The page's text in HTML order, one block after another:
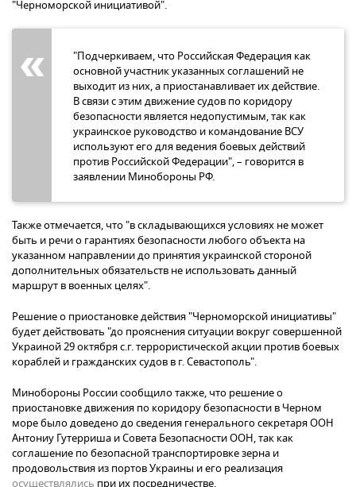
"Черноморской инициативой".
"Подчеркиваем, что Российская Федерация как
основной участник указанных соглашений не
выходит из них, а приостанавливает их действие.
В связи с этим движение судов по коридору
безопасности является недопустимым, так как
украинское руководство и командование ВСУ
используют его для ведения боевых действий
против Российской Федерации", – говорится в
заявлении Минобороны РФ.
Также отмечается, что "в складывающихся условиях не может
быть и речи о гарантиях безопасности любого объекта на
указанном направлении до принятия украинской стороной
дополнительных обязательств не использовать данный
маршрут в военных целях".
Решение о приостановке действия "Черноморской инициативы"
будет действовать "до прояснения ситуации вокруг совершенной
Украиной 29 октября с.г. террористической акции против боевых
кораблей и гражданских судов в г. Севастополь".
Минобороны России сообщило также, что решение о
приостановке движения по коридору безопасности в Черном
море было доведено до сведения генерального секретаря ООН
Антониу Гутерриша и Совета Безопасности ООН, так как
соглашение по безопасной транспортировке зерна и
продовольствия из портов Украины и его реализация
осуществлялись при их посредничестве.